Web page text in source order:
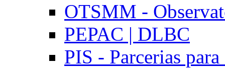
OTSMM -
PEPAC | DLBC
PIS - Parcerias